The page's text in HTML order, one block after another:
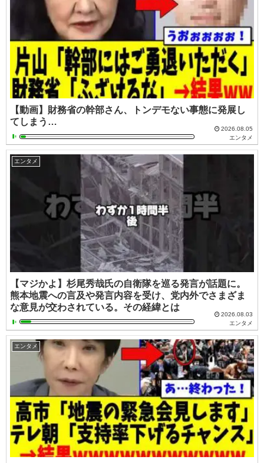
【動画】財務省の幹部さん、トンデモない事態に発展し
てしまう…
2026.08.05
エンタメ
エンタメ
【マジかよ】杉尾秀哉氏の自衛隊を巡る発言が話題に。
熊本地震への言及や発言内容を受け、党内外でさまざま
な意見が交わされている。その経緯とは
2026.08.03
エンタメ
エンタメ